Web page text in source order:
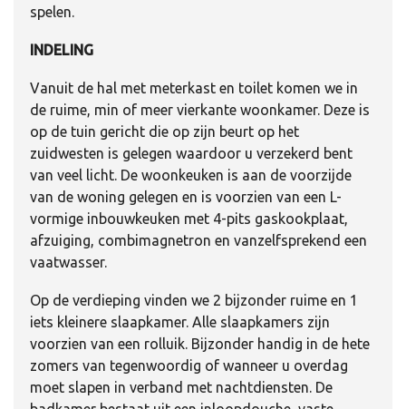
spelen.
INDELING
Vanuit de hal met meterkast en toilet komen we in
de ruime, min of meer vierkante woonkamer. Deze is
op de tuin gericht die op zijn beurt op het
zuidwesten is gelegen waardoor u verzekerd bent
van veel licht. De woonkeuken is aan de voorzijde
van de woning gelegen en is voorzien van een L-
vormige inbouwkeuken met 4-pits gaskookplaat,
afzuiging, combimagnetron en vanzelfsprekend een
vaatwasser.
Op de verdieping vinden we 2 bijzonder ruime en 1
iets kleinere slaapkamer. Alle slaapkamers zijn
voorzien van een rolluik. Bijzonder handig in de hete
zomers van tegenwoordig of wanneer u overdag
moet slapen in verband met nachtdiensten. De